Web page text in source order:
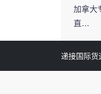
加拿大
直…
递接国际货